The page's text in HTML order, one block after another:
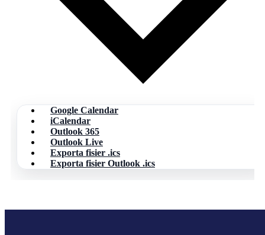
Google Calendar
iCalendar
Outlook 365
Outlook Live
Exporta fisier .ics
Exporta fisier Outlook .ics